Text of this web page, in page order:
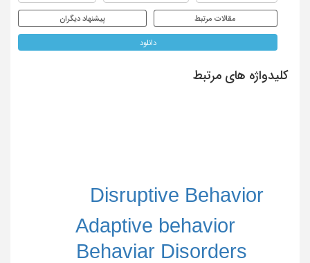
مقالات مرتبط پیشنهاد دیگران
دانلود
کلیدواژه های مرتبط
Adaptive behavior
Behaviar Disorders
Disruptive Behavior